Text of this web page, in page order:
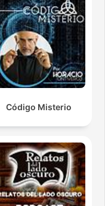
Código Misterio